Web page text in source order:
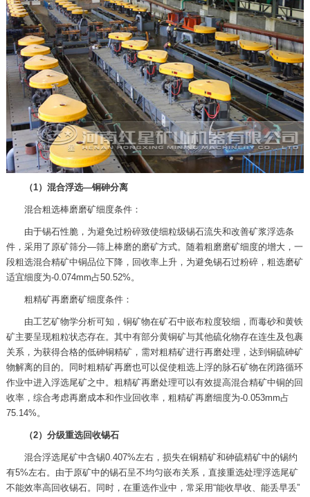
（1）混合浮选—铜砷分离
混合粗选棒磨磨矿细度条件：
由于锡石性脆，为避免过粉碎致使细粒级锡石流失和改善矿浆浮选条
件，采用了原矿筛分—筛上棒磨的磨矿方式。随着粗磨磨矿细度的增大，一
段粗选混合精矿中铜品位下降，回收率上升，为避免锡石过粉碎，粗选磨矿
适宜细度为-0.074mm占50.52%。
粗精矿再磨磨矿细度条件：
由工艺矿物学分析可知，铜矿物在矿石中嵌布粒度较细，而毒砂和黄铁
矿主要呈现粗粒状态存在。其中有部分黄铜矿与其他硫化物存在连生及包裹
关系，为获得合格的低砷铜精矿，需对粗精矿进行再磨处理，达到铜硫砷矿
物解离的目的。同时粗精矿再磨也可以促使粗选上浮的脉石矿物在闭路循环
作业中进入浮选尾矿之中。粗精矿再磨处理可以有效提高混合精矿中铜的回
收率，综合考虑再磨成本和作业回收率，粗精矿再磨细度为-0.053mm占
75.14%。
（2）分级重选回收锡石
混合浮选尾矿中含锡0.407%左右，损失在铜精矿和砷硫精矿中的锡约
有5%左右。由于原矿中的锡石呈不均匀嵌布关系，直接重选处理浮选尾矿
不能效率高回收锡石。同时，在重选作业中，常采用“能收早收、能丢早丢”